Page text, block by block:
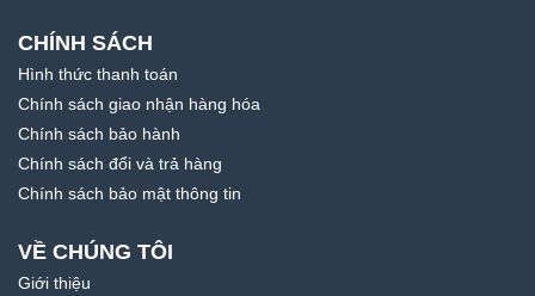
CHÍNH SÁCH
Hình thức thanh toán
Chính sách giao nhận hàng hóa
Chính sách bảo hành
Chính sách đổi và trả hàng
Chính sách bảo mật thông tin
VỀ CHÚNG TÔI
Giới thiệu